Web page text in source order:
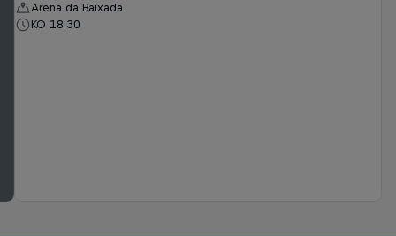
Arena da Baixada
KO 18:30